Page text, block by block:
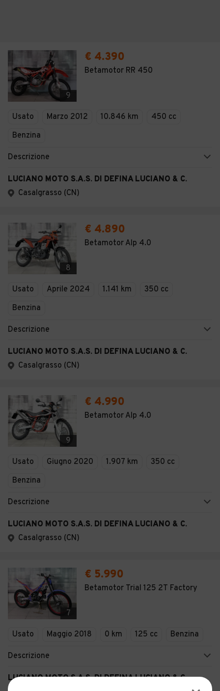
9
€ 4.390
Betamotor RR 450
Usato Marzo 2012 10.846 km
450 cc
Benzina
Descrizione
LUCIANO MOTO S.A.S. DI DEFINA LUCIANO & C.
Casalgrasso (CN)
8
€ 4.890
Betamotor Alp 4.0
Usato Aprile 2024 1.141 km
350 cc
Benzina
Descrizione
LUCIANO MOTO S.A.S. DI DEFINA LUCIANO & C.
Casalgrasso (CN)
9
€ 4.990
Betamotor Alp 4.0
Usato Giugno 2020 1.907 km
350 cc
Benzina
Descrizione
LUCIANO MOTO S.A.S. DI DEFINA LUCIANO & C.
Casalgrasso (CN)
7
€ 5.990
Betamotor Trial 125 2T Factory
Usato Maggio 2018 0 km 125 cc Benzina
Descrizione
LUCIANO MOTO S.A.S. DI DEFINA LUCIANO & C.